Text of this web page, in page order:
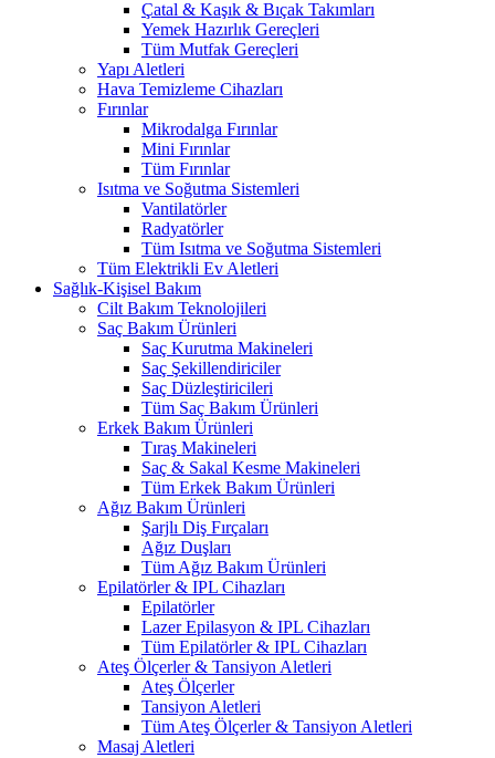
Çatal & Kaşık & Bıçak Takımları
Yemek Hazırlık Gereçleri
Tüm Mutfak Gereçleri
Yapı Aletleri
Hava Temizleme Cihazları
Fırınlar
Mikrodalga Fırınlar
Mini Fırınlar
Tüm Fırınlar
Isıtma ve Soğutma Sistemleri
Vantilatörler
Radyatörler
Tüm Isıtma ve Soğutma Sistemleri
Tüm Elektrikli Ev Aletleri
Sağlık-Kişisel Bakım
Cilt Bakım Teknolojileri
Saç Bakım Ürünleri
Saç Kurutma Makineleri
Saç Şekillendiriciler
Saç Düzleştiricileri
Tüm Saç Bakım Ürünleri
Erkek Bakım Ürünleri
Tıraş Makineleri
Saç & Sakal Kesme Makineleri
Tüm Erkek Bakım Ürünleri
Ağız Bakım Ürünleri
Şarjlı Diş Fırçaları
Ağız Duşları
Tüm Ağız Bakım Ürünleri
Epilatörler & IPL Cihazları
Epilatörler
Lazer Epilasyon & IPL Cihazları
Tüm Epilatörler & IPL Cihazları
Ateş Ölçerler & Tansiyon Aletleri
Ateş Ölçerler
Tansiyon Aletleri
Tüm Ateş Ölçerler & Tansiyon Aletleri
Masaj Aletleri